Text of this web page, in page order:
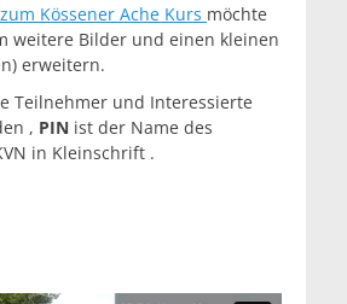
Kössener Ache Kurs möchte
weitere Bilder und einen kleinen
erweitern.
Teilnehmer und Interessierte
, PIN ist der Name des
in Kleinschrift .